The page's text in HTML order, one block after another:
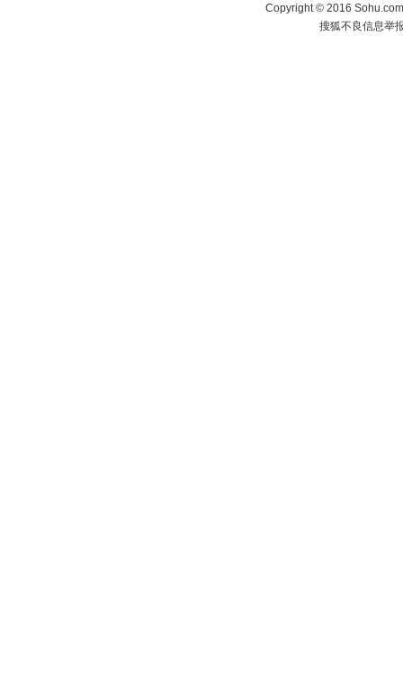
Copyright©2016
搜狐不良信息举